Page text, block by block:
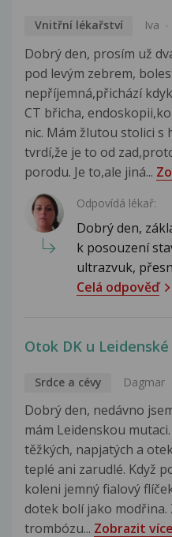
Vnitřní lékařství Iva
Dobrý den, prosím už
pod levým zebrem,
nepříjemná,přichází
CT břicha,
nic. Mám žlutou stolici s
tvrdí,že je to od
porodu. Je to,ale jiná...
Odpovídá lékař:
Dobrý den,
k posouzení
ultrazvuk,
Celá odpověď
Otok DK u
Srdce a cévy Dagmar
Dobrý den, nedávno
mám Leidenskou
těžkých, napjatých a
teplé ani zarudlé. Když
koleni jemný fialový
dotek bolí jako modřina.
trombózu... Zobrazit více